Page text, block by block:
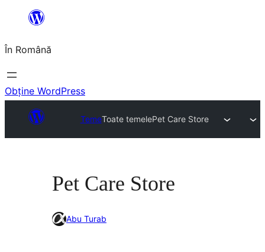
conținut
În Română
Obține WordPress
TemeToate temelePet Care Store
Pet Care Store
Abu Turab